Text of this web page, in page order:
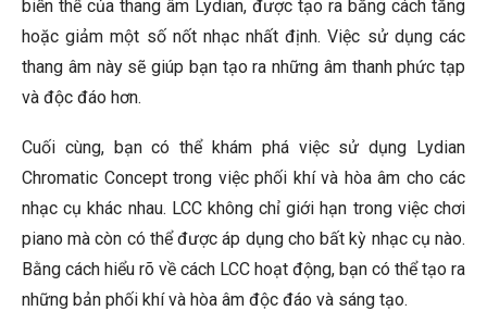
biến thể của thang âm Lydian, được tạo ra bằng cách tăng
hoặc giảm một số nốt nhạc nhất định. Việc sử dụng các
thang âm này sẽ giúp bạn tạo ra những âm thanh phức tạp
và độc đáo hơn.
Cuối cùng, bạn có thể khám phá việc sử dụng Lydian
Chromatic Concept trong việc phối khí và hòa âm cho các
nhạc cụ khác nhau. LCC không chỉ giới hạn trong việc chơi
piano mà còn có thể được áp dụng cho bất kỳ nhạc cụ nào.
Bằng cách hiểu rõ về cách LCC hoạt động, bạn có thể tạo ra
những bản phối khí và hòa âm độc đáo và sáng tạo.